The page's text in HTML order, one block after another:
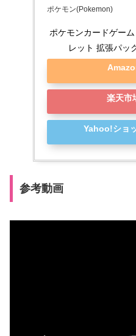
ポケモン(Pokemon)
ポケモンカードゲー
レット 拡張パッ
楽天市
Yahoo!ショ
参考動画